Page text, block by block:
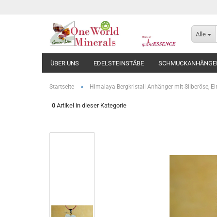
Alle
ÜBER UNS EDELSTEINSTÄBE
Startseite » Himalaya Bergkristall Anhänger mit Silberöse,
0 Artikel in dieser Kategorie